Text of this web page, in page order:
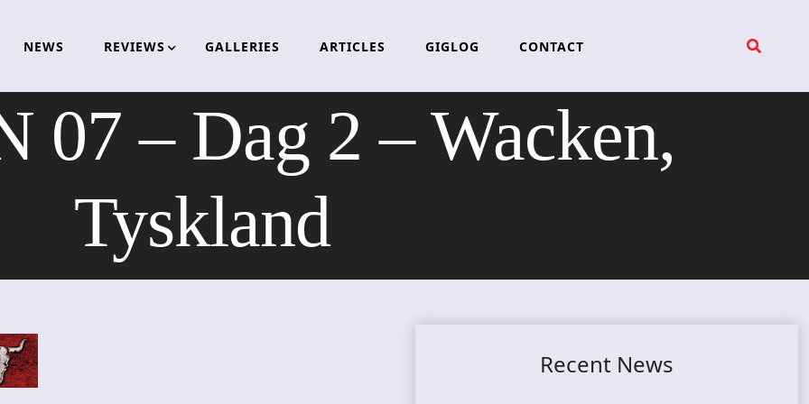
NEWS REVIEWS GALLERIES ARTICLES GIGLOG CONTACT
07 – Dag 2 – Wacken,
Tyskland
Recent News